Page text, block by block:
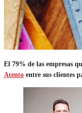
El 79% de las empresas
Atento entre sus clientes